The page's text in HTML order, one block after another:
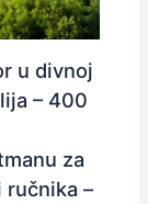
u divnoj
– 400
za
–